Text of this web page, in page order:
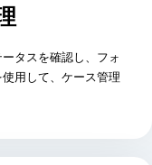
タスを確認し、フォ
用して、ケース管理